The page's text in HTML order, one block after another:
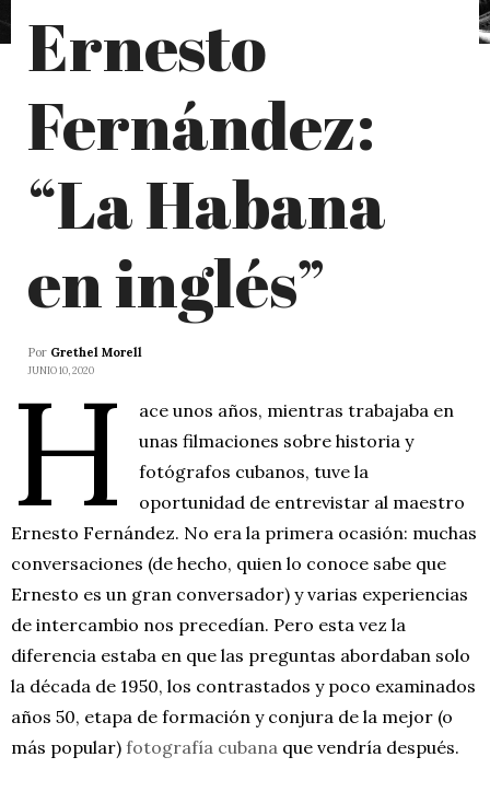
Ernesto
Fernández:
“La Habana
en inglés”
Por Grethel Morell
JUNIO 10, 2020
H
ace unos años, mientras trabajaba en
unas filmaciones sobre historia y
fotógrafos cubanos, tuve la
oportunidad de entrevistar al maestro
Ernesto Fernández. No era la primera ocasión: muchas
conversaciones (de hecho, quien lo conoce sabe que
Ernesto es un gran conversador) y varias experiencias
de intercambio nos precedían. Pero esta vez la
diferencia estaba en que las preguntas abordaban solo
la década de 1950, los contrastados y poco examinados
años 50, etapa de formación y conjura de la mejor (o
más popular) fotografía cubana que vendría después.